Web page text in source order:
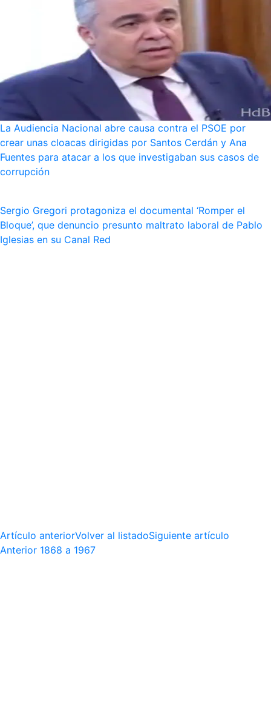
La Audiencia Nacional abre causa contra el PSOE por
crear unas cloacas dirigidas por Santos Cerdán y Ana
Fuentes para atacar a los que investigaban sus casos de
corrupción
Sergio Gregori protagoniza el documental ‘Romper el
Bloque’, que denuncio presunto maltrato laboral de Pablo
Iglesias en su Canal Red
Artículo anteriorVolver al listadoSiguiente artículo
Anterior 1868 a 1967